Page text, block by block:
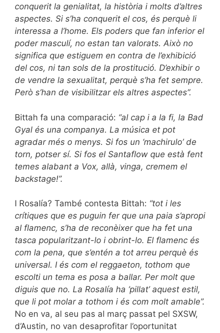
conquerit la genialitat, la història i molts d’altres
aspectes. Si s’ha conquerit el cos, és perquè li
interessa a l’home. Els poders que fan inferior el
poder masculí, no estan tan valorats. Això no
significa que estiguem en contra de l’exhibició
del cos, ni tan sols de la prostitució. D’exhibir o
de vendre la sexualitat, perquè s’ha fet sempre.
Però s’han de visibilitzar els altres aspectes”.
Bittah fa una comparació: “al cap i a la fi, la Bad
Gyal és una companya. La música et pot
agradar més o menys. Si fos un ‘machirulo’ de
torn, potser sí. Si fos el Santaflow que està fent
temes alabant a Vox, allà, vinga, cremem el
backstage!”.
I Rosalía? També contesta Bittah: “tot i les
crítiques que es puguin fer que una paia s’apropi
al flamenc, s’ha de reconèixer que ha fet una
tasca popularitzant-lo i obrint-lo. El flamenc és
com la pena, que s’entén a tot arreu perquè és
universal. I és com el reggaeton, tothom que
escolti un tema es posa a ballar. Per molt que
diguis que no. La Rosalía ha ‘pillat’ aquest estil,
que li pot molar a tothom i és com molt amable”.
No en va, al seu pas al març passat pel SXSW,
d’Austin, no van desaprofitar l’oportunitat